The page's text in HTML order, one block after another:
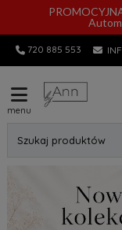
720 885 553
menu
Szukaj produktów